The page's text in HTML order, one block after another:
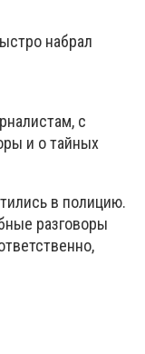
набрал
с
и о тайных
в полицию.
разговоры